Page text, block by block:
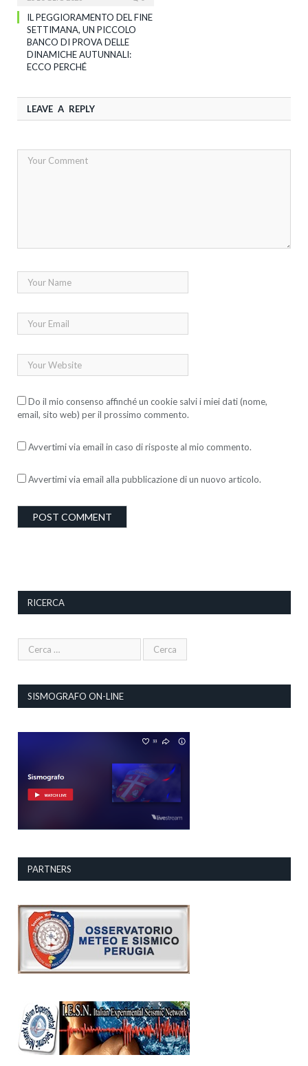
IL PEGGIORAMENTO DEL FINE
SETTIMANA, UN PICCOLO
BANCO DI PROVA DELLE
DINAMICHE AUTUNNALI:
ECCO PERCHÉ
LEAVE A REPLY
Do il mio consenso affinché un cookie salvi i miei dati (nome,
email, sito web) per il prossimo commento.
Avvertimi via email in caso di risposte al mio commento.
Avvertimi via email alla pubblicazione di un nuovo articolo.
RICERCA
SISMOGRAFO ON-LINE
PARTNERS